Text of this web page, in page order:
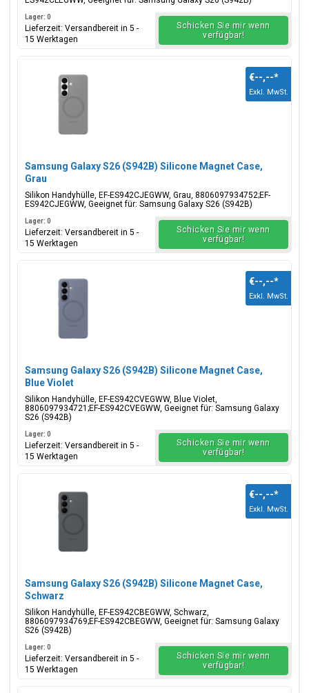
Lager: 0
Lieferzeit: Versandbereit in 5 -
15 Werktagen
Schicken Sie mir wenn
verfügbar!
Samsung Galaxy S26 (S942B) Silicone Magnet Case,
Grau
Silikon Handyhülle, EF-ES942CJEGWW, Grau, 8806097934752;EF-
ES942CJEGWW, Geeignet für: Samsung Galaxy S26 (S942B)
€--,--*
Exkl. MwSt.
Lager: 0
Lieferzeit: Versandbereit in 5 -
15 Werktagen
Schicken Sie mir wenn
verfügbar!
Samsung Galaxy S26 (S942B) Silicone Magnet Case,
Blue Violet
Silikon Handyhülle, EF-ES942CVEGWW, Blue Violet,
8806097934721;EF-ES942CVEGWW, Geeignet für: Samsung Galaxy
S26 (S942B)
€--,--*
Exkl. MwSt.
Lager: 0
Lieferzeit: Versandbereit in 5 -
15 Werktagen
Schicken Sie mir wenn
verfügbar!
Samsung Galaxy S26 (S942B) Silicone Magnet Case,
Schwarz
Silikon Handyhülle, EF-ES942CBEGWW, Schwarz,
8806097934769;EF-ES942CBEGWW, Geeignet für: Samsung Galaxy
S26 (S942B)
€--,--*
Exkl. MwSt.
Lager: 0
Lieferzeit: Versandbereit in 5 -
15 Werktagen
Schicken Sie mir wenn
verfügbar!